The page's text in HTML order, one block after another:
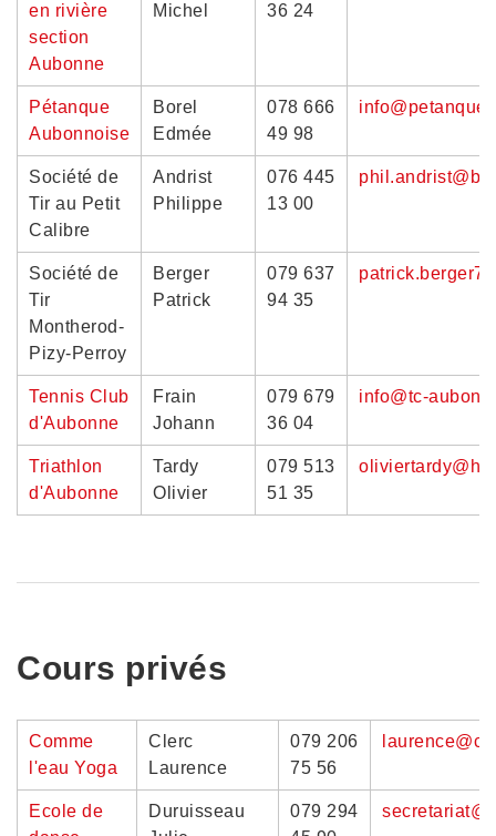
en rivière
section
Aubonne
Michel
36 24
Pétanque
Aubonnoise
Borel
Edmée
078 666
49 98
Société de
Tir au Petit
Calibre
Andrist
Philippe
076 445
13 00
Société de
Tir
Montherod-
Pizy-Perroy
Berger
Patrick
079 637
94 35
Tennis Club
d'Aubonne
Frain
Johann
079 679
36 04
info@tc-
Triathlon
d'Aubonne
Tardy
Olivier
079 513
51 35
Cours privés
Comme
l'eau Yoga
Clerc
Laurence
079 206
75 56
Ecole de
Duruisseau
079 294